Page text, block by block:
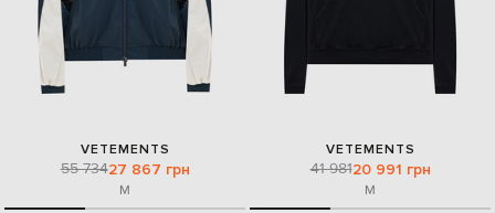
VETEMENTS
55 73427 867 грн
M
VETEMENTS
41 98120 991 грн
M